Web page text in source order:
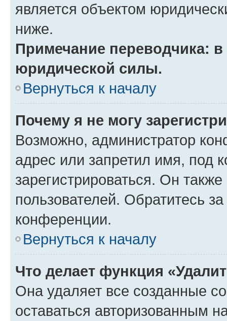
является объектом
ниже.
Примечание переводчика:
юридической силы.
Вернуться к началу
Почему я не могу
Возможно, администратор
адрес или запретил имя, под
зарегистрироваться. Он
пользователей. Обратитесь
конференции.
Вернуться к началу
Что делает функция
Она удаляет все созданные
оставаться авторизованным